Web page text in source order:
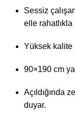
Sessiz
elle rahatlıkla
Yüksek kalite
90×190 cm
Açıldığında
duyar.